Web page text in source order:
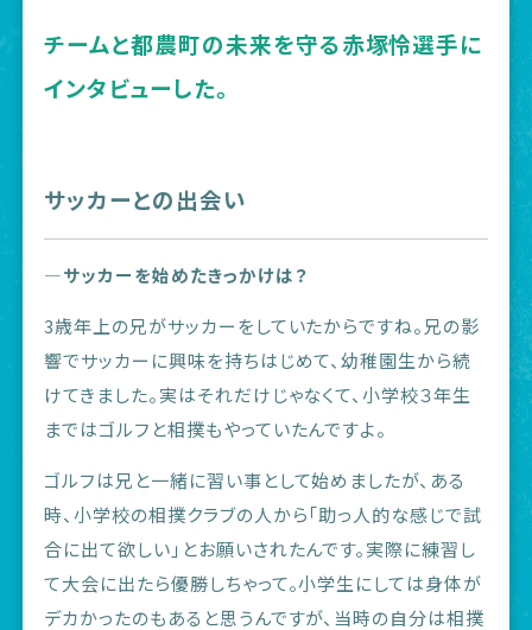
チームと都農町の未来を守る赤塚怜選手に
インタビューした。
サッカーとの出会い
―サッカーを始めたきっかけは？
3歳年上の兄がサッカーをしていたからですね。兄の影
響でサッカーに興味を持ちはじめて、幼稚園生から続
けてきました。実はそれだけじゃなくて、小学校３年生
まではゴルフと相撲もやっていたんですよ。
ゴルフは兄と一緒に習い事として始めましたが、ある
時、小学校の相撲クラブの人から「助っ人的な感じで試
合に出て欲しい」とお願いされたんです。実際に練習し
て大会に出たら優勝しちゃって。小学生にしては身体が
デカかったのもあると思うんですが、当時の自分は相撲